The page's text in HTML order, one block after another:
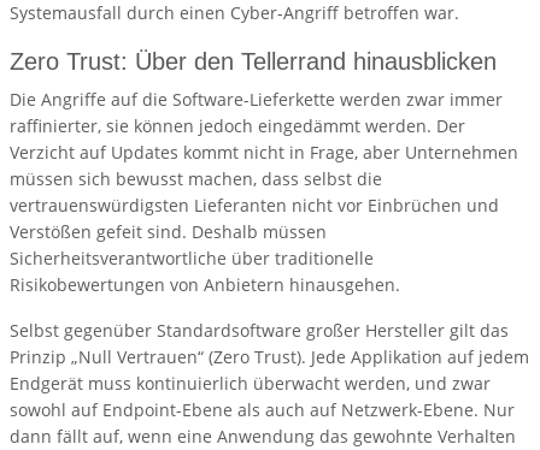
Systemausfall durch einen Cyber-Angriff betroffen war.
Zero Trust: Über den Tellerrand hinausblicken
Die Angriffe auf die Software-Lieferkette werden zwar immer
raffinierter, sie können jedoch eingedämmt werden. Der
Verzicht auf Updates kommt nicht in Frage, aber Unternehmen
müssen sich bewusst machen, dass selbst die
vertrauenswürdigsten Lieferanten nicht vor Einbrüchen und
Verstößen gefeit sind. Deshalb müssen
Sicherheitsverantwortliche über traditionelle
Risikobewertungen von Anbietern hinausgehen.
Selbst gegenüber Standardsoftware großer Hersteller gilt das
Prinzip „Null Vertrauen“ (Zero Trust). Jede Applikation auf jedem
Endgerät muss kontinuierlich überwacht werden, und zwar
sowohl auf Endpoint-Ebene als auch auf Netzwerk-Ebene. Nur
dann fällt auf, wenn eine Anwendung das gewohnte Verhalten